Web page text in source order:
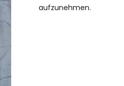
aufzunehmen.